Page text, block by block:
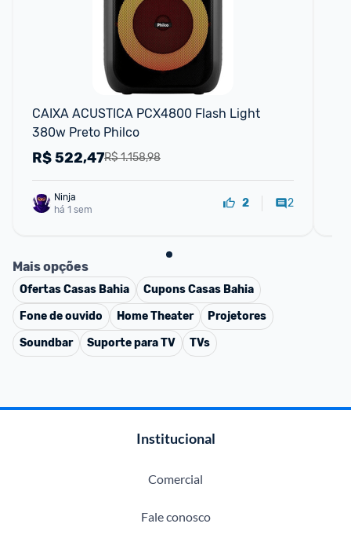
CAIXA ACUSTICA PCX4800 Flash Light
380w Preto Philco
R$ 1.158,98
R$522,47
há 1 sem
2 2
Mais opções
OfertasCasas Bahia CuponsCasas Bahia
Fone de ouvido
Home Theater
Projetores
Soundbar
Suporte para TV TVs
Institucional
Comercial
Fale conosco